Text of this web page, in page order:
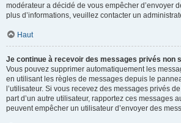
modérateur a décidé de vous empêcher d’envoyer
plus d’informations, veuillez contacter un
Haut
Je continue à recevoir des messages privés non
Vous pouvez supprimer automatiquement les
en utilisant les règles de messages depuis le
l’utilisateur. Si vous recevez des messages privés
part d’un autre utilisateur, rapportez ces messages
peuvent empêcher un utilisateur d’envoyer des